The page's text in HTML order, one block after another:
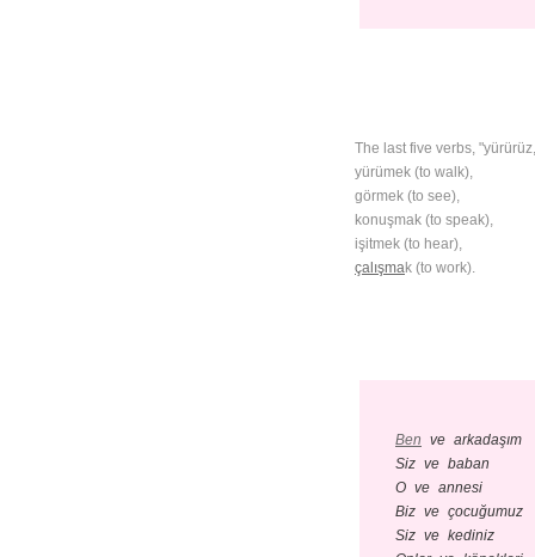
The last five verbs,
yürümek (to walk),
görmek (to see),
konuşmak (to speak),
işitmek (to hear),
çalışmak (to work).
Ben ve arkadaşım
Siz ve baban
O ve annesi
Biz ve çocuğumuz
Siz ve kediniz